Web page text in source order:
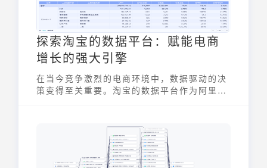
探索淘宝的数据平台：赋能电商
增长的强大引擎
在当今竞争激烈的电商环境中，数据驱动的决
策变得至关重要。淘宝的数据平台作为阿里巴
更好地了解用户、优化运营，并最终实现业务
增长。本文将深入探讨淘宝的数据平台的功
能、技术架构以及如何利用它来赋能电商业
务。